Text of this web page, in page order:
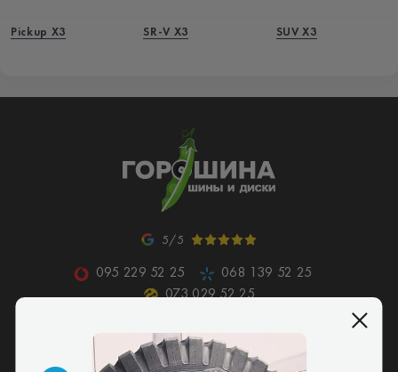
Pickup X3 SR-V X3 SUV X3
5/5
095 229 52 25
068 139 52 25
073 029 52 25
Заказать звонок